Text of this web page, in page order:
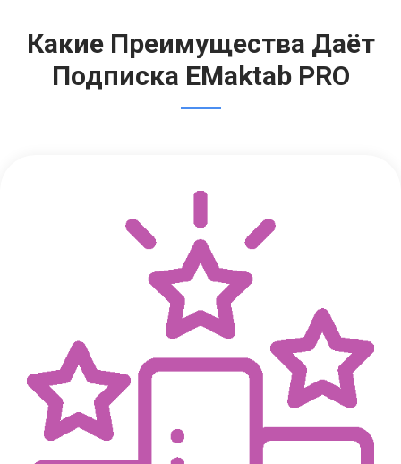
Какие Преимущества Даёт
Подписка EMaktab PRO